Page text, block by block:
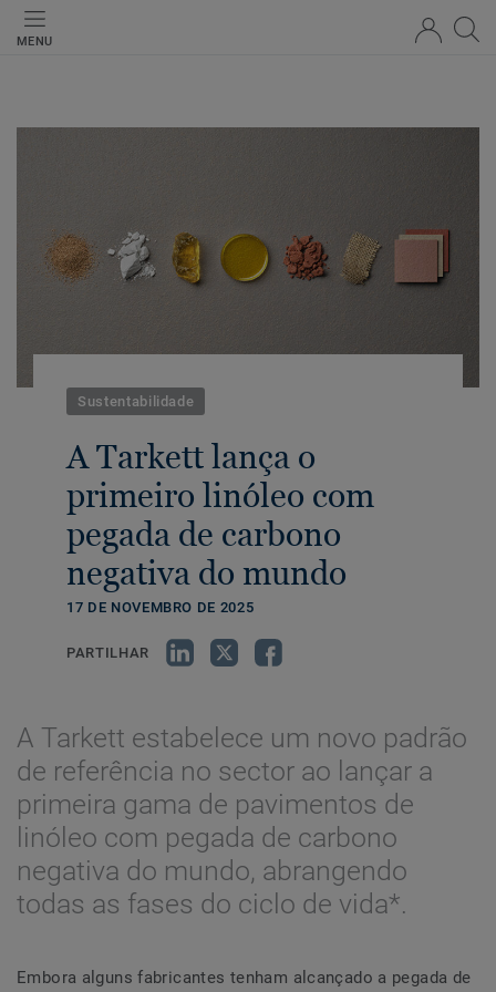
MENU
Sustentabilidade
A Tarkett lança o
primeiro linóleo com
pegada de carbono
negativa do mundo
17 DE NOVEMBRO DE 2025
PARTILHAR
A Tarkett estabelece um novo padrão
de referência no sector ao lançar a
primeira gama de pavimentos de
linóleo com pegada de carbono
negativa do mundo, abrangendo
todas as fases do ciclo de vida*.
Embora alguns fabricantes tenham alcançado a pegada de